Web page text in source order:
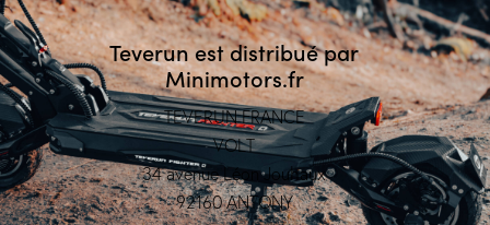
Teverun est distribué par
Minimotors.fr
TEVERUN FRANCE
VOLT
34 avenue Léon Jouhaux
92160 ANTONY